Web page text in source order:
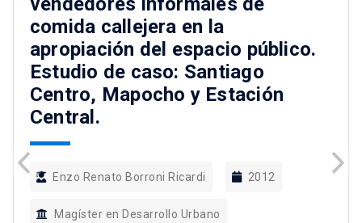
comida callejera en la
apropiación del espacio público.
Estudio de caso: Santiago
Centro, Mapocho y Estación
Central.
Enzo Renato Borroni Ricardi 2012
Magíster en Desarrollo Urbano